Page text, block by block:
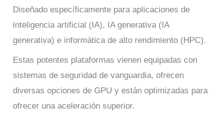
Diseñado específicamente para aplicaciones de
inteligencia artificial (IA), IA generativa (IA
generativa) e informática de alto rendimiento (HPC).
Estas potentes plataformas vienen equipadas con
sistemas de seguridad de vanguardia, ofrecen
diversas opciones de GPU y están optimizadas para
ofrecer una aceleración superior.